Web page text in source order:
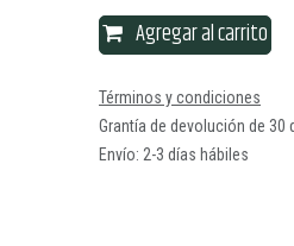
Agregar al carrito
Términos y condiciones
Grantía de devolución de 30
Envío: 2-3 días hábiles